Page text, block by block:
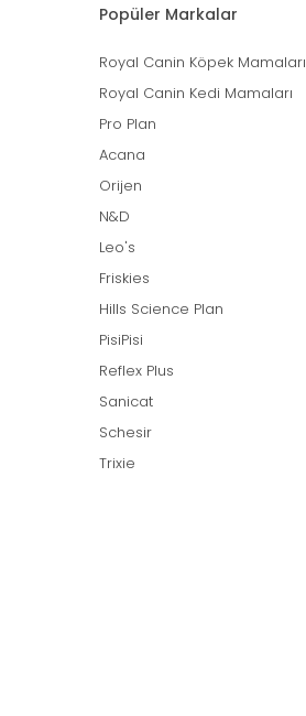
Popüler Markalar
Royal Canin Köpek Mamaları
Royal Canin Kedi Mamaları
Pro Plan
Acana
Orijen
N&D
Leo's
Friskies
Hills Science Plan
PisiPisi
Reflex Plus
Sanicat
Schesir
Trixie